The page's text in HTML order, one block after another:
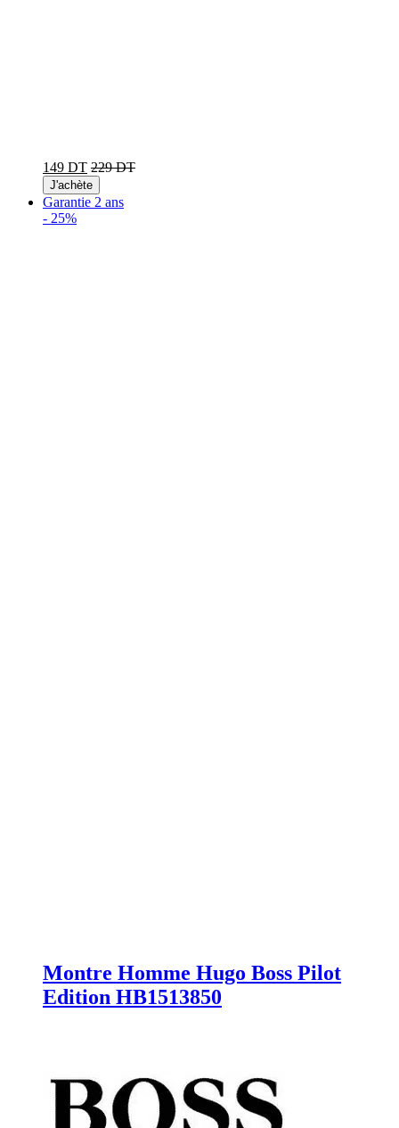
149 DT 229 DT
J'achète
Garantie 2 ans
- 25%
Montre Homme Hugo Boss Pilot
Edition HB1513850